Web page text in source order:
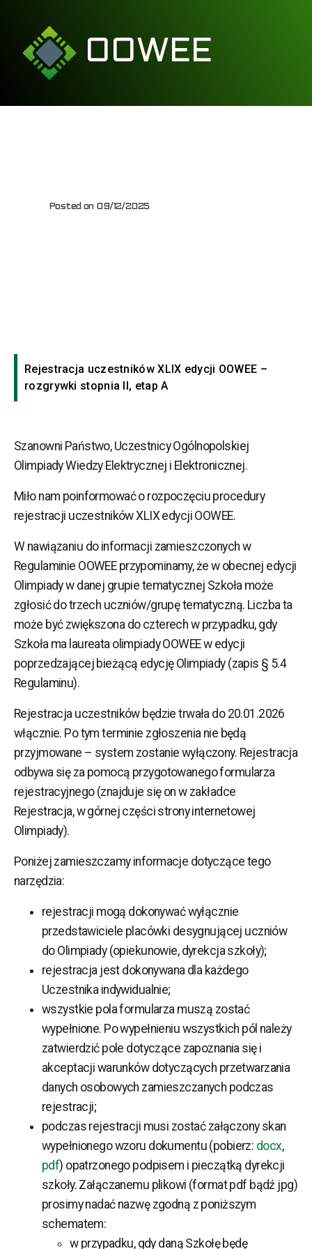
OOWEE
Posted on 09/12/2025
Rejestracja uczestników XLIX edycji OOWEE –
rozgrywki stopnia II, etap A
Szanowni Państwo, Uczestnicy Ogólnopolskiej
Olimpiady Wiedzy Elektrycznej i Elektronicznej.
Miło nam poinformować o rozpoczęciu procedury
rejestracji uczestników XLIX edycji OOWEE.
W nawiązaniu do informacji zamieszczonych w
Regulaminie OOWEE przypominamy, że w obecnej edycji
Olimpiady w danej grupie tematycznej Szkoła może
zgłosić do trzech uczniów/grupę tematyczną. Liczba ta
może być zwiększona do czterech w przypadku, gdy
Szkoła ma laureata olimpiady OOWEE w edycji
poprzedzającej bieżącą edycję Olimpiady (zapis § 5.4
Regulaminu).
Rejestracja uczestników będzie trwała do 20.01.2026
włącznie. Po tym terminie zgłoszenia nie będą
przyjmowane – system zostanie wyłączony. Rejestracja
odbywa się za pomocą przygotowanego formularza
rejestracyjnego (znajduje się on w zakładce
Rejestracja, w górnej części strony internetowej
Olimpiady).
Poniżej zamieszczamy informacje dotyczące tego
narzędzia:
rejestracji mogą dokonywać wyłącznie
przedstawiciele placówki desygnującej uczniów
do Olimpiady (opiekunowie, dyrekcja szkoły);
rejestracja jest dokonywana dla każdego
Uczestnika indywidualnie;
wszystkie pola formularza muszą zostać
wypełnione. Po wypełnieniu wszystkich pól należy
zatwierdzić pole dotyczące zapoznania się i
akceptacji warunków dotyczących przetwarzania
danych osobowych zamieszczanych podczas
rejestracji;
podczas rejestracji musi zostać załączony skan
wypełnionego wzoru dokumentu (pobierz: docx,
pdf) opatrzonego podpisem i pieczątką dyrekcji
szkoły. Załączanemu plikowi (format pdf bądź jpg)
prosimy nadać nazwę zgodną z poniższym
schematem:
w przypadku, gdy daną Szkołę będę